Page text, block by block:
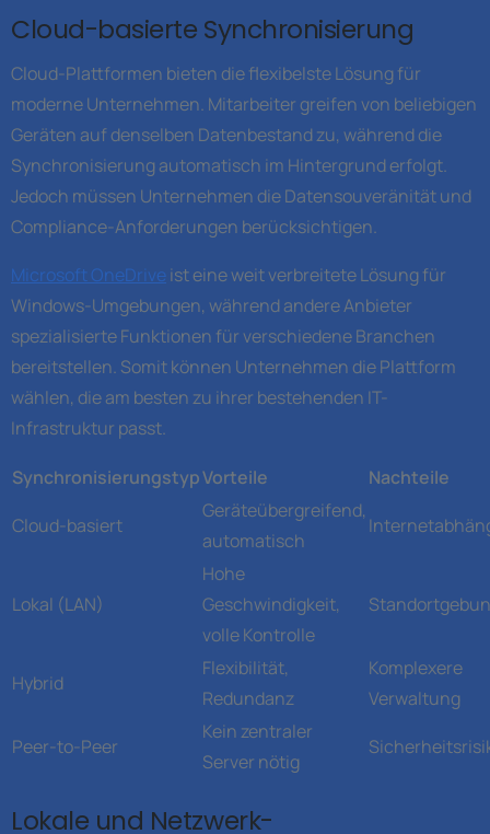
Cloud-basierte Synchronisierung
Cloud-Plattformen bieten die flexibelste Lösung für
moderne Unternehmen. Mitarbeiter greifen von beliebigen
Geräten auf denselben Datenbestand zu, während die
Synchronisierung automatisch im Hintergrund erfolgt.
Jedoch müssen Unternehmen die Datensouveränität und
Compliance-Anforderungen berücksichtigen.
Microsoft OneDriveist eine weit verbreitete Lösung für
Windows-Umgebungen, während andere Anbieter
spezialisierte Funktionen für verschiedene Branchen
bereitstellen. Somit können Unternehmen die Plattform
wählen, die am besten zu ihrer bestehenden IT-
Infrastruktur passt.
SynchronisierungstypVorteile
Nachteile
Cloud-basiert
Geräteübergreifend,
automatisch
Lokal (LAN)
Hohe
Geschwindigkeit,
volle Kontrolle
Hybrid
Flexibilität,
Redundanz
Komplexere
Verwaltung
Peer-to-Peer
Kein zentraler
Server nötig
Lokale und Netzwerk-